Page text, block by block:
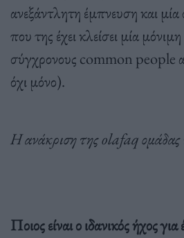
ανεξάντλητη έμπνευση και
που της έχει κλείσει μία
σύγχρονους common people
όχι μόνο).
H ανάκριση της olafaq ομάδας
Ποιος είναι ο ιδανικός ήχος